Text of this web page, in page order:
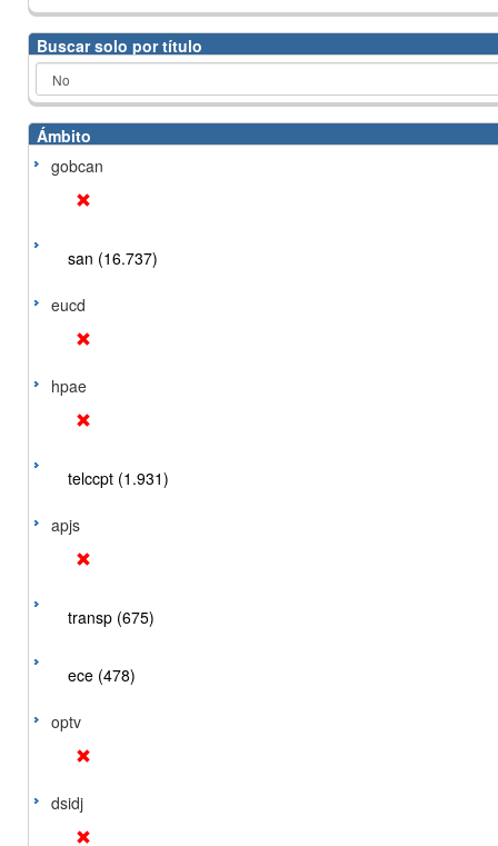
Buscar solo por título
Ámbito
gobcan
san (16.737)
eucd
hpae
telccpt (1.931)
apjs
transp (675)
ece (478)
optv
dsidj